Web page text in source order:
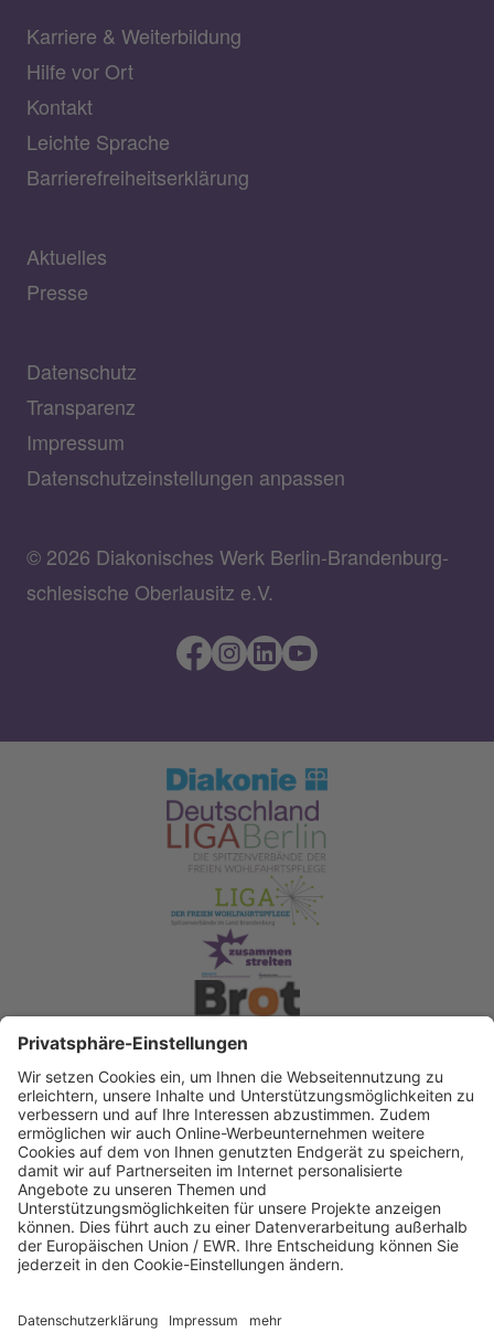
Karriere & Weiterbildung
Hilfe vor Ort
Kontakt
Leichte Sprache
Barrierefreiheitserklärung
Aktuelles
Presse
Datenschutz
Transparenz
Impressum
Datenschutzeinstellungen anpassen
© 2026 Diakonisches Werk Berlin-Brandenburg-
schlesische Oberlausitz e.V.
Spendenkonto Diakonisches Werk Berlin-
Brandenburg-schlesische Oberlausitz e.V
Bank für Sozialwirtschaft
IBAN: DE22 3702 0500 0003 2019 00